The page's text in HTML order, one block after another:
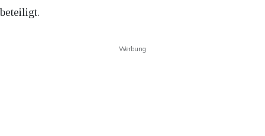
beteiligt.
Werbung